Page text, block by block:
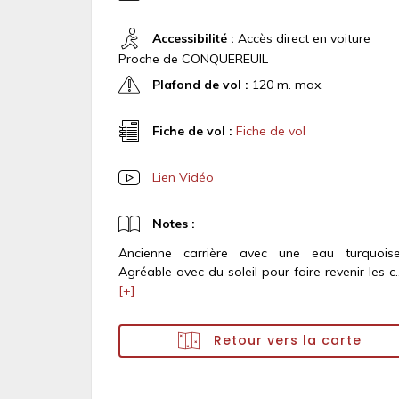
Accessibilité : Accès direct en voiture
Proche de CONQUEREUIL
Plafond de vol : 120 m. max.
Fiche de vol : Fiche de vol
Lien Vidéo
Notes :
Ancienne carrière avec une eau
Agréable avec du soleil pour faire revenir les
[+]
Retour vers la carte